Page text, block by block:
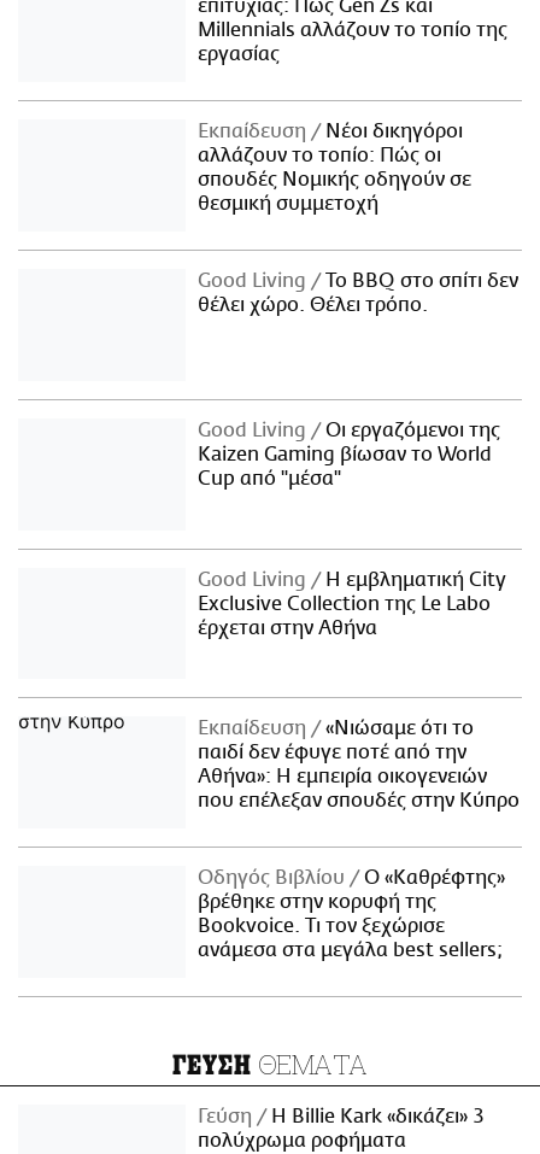
επιτυχίας: Πώς Gen Zs και
Millennials αλλάζουν το τοπίο της
εργασίας
Εκπαίδευση
Νέοι δικηγόροι
αλλάζουν το τοπίο: Πώς οι
σπουδές Νομικής οδηγούν σε
θεσμική συμμετοχή
Good Living
Το BBQ στο σπίτι δεν
θέλει χώρο. Θέλει τρόπο.
Good Living
Οι εργαζόμενοι της
Kaizen Gaming βίωσαν το World
Cup από "μέσα"
Good Living
Η εμβληματική City
Exclusive Collection της Le Labo
έρχεται στην Αθήνα
Εκπαίδευση
«Νιώσαμε ότι το
παιδί δεν έφυγε ποτέ από την
Αθήνα»: Η εμπειρία οικογενειών
που επέλεξαν σπουδές στην Κύπρο
Οδηγός Βιβλίου
Ο «Καθρέφτης»
βρέθηκε στην κορυφή της
Bookvoice. Τι τον ξεχώρισε
ανάμεσα στα μεγάλα best sellers;
ΓΕΥΣΗ ΘΕΜΑΤΑ
Γεύση
H Billie Kark «δικάζει» 3
πολύχρωμα ροφήματα